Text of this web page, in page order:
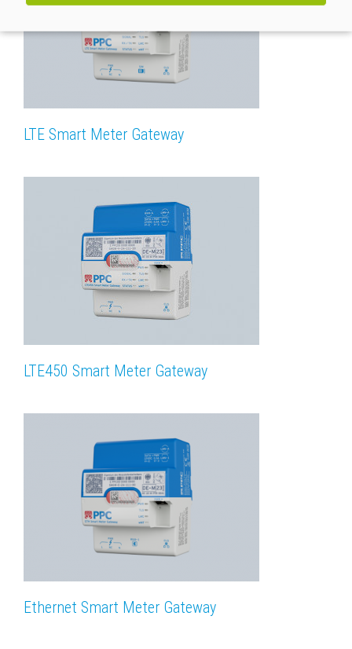
LTE Smart Meter Gateway
LTE450 Smart Meter Gateway
Ethernet Smart Meter Gateway